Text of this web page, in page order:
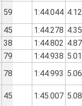
59 1:44.044
45 1:44.278
38 1:44.802
79 1:44.938
78 1:44.993
45 1:45.007